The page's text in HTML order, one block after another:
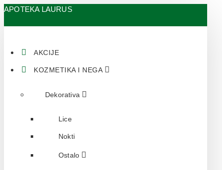
APOTEKA LAURUS
AKCIJE
KOZMETIKA I NEGA
Dekorativa
Lice
Nokti
Ostalo